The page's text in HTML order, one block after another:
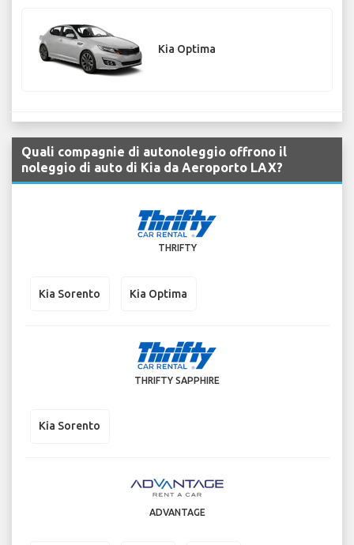
Kia Optima
Quali compagnie di autonoleggio offrono il
noleggio di auto di Kia da Aeroporto LAX?
THRIFTY
Kia Sorento Kia Optima
THRIFTY SAPPHIRE
Kia Sorento
ADVANTAGE